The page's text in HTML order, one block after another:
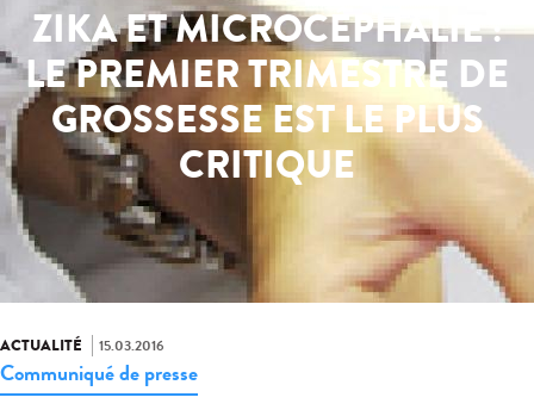
ZIKA ET MICROCÉPHALIE :
LE PREMIER TRIMESTRE DE
GROSSESSE EST LE PLUS
CRITIQUE
ACTUALITÉ 15.03.2016
Communiqué de presse